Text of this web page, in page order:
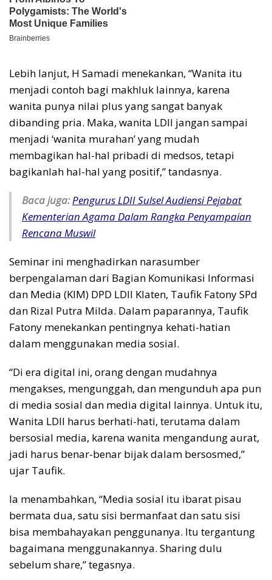
Lebih lanjut, H Samadi menekankan, “Wanita itu
menjadi contoh bagi makhluk lainnya, karena
wanita punya nilai plus yang sangat banyak
dibanding pria. Maka, wanita LDII jangan sampai
menjadi ‘wanita murahan’ yang mudah
membagikan hal-hal pribadi di medsos, tetapi
bagikanlah hal-hal yang positif,” tandasnya.
Baca juga:Pengurus LDII Sulsel Audiensi Pejabat
Kementerian Agama Dalam Rangka Penyampaian
Rencana Muswil
Seminar ini menghadirkan narasumber
berpengalaman dari Bagian Komunikasi Informasi
dan Media (KIM) DPD LDII Klaten, Taufik Fatony SPd
dan Rizal Putra Milda. Dalam paparannya, Taufik
Fatony menekankan pentingnya kehati-hatian
dalam menggunakan media sosial.
“Di era digital ini, orang dengan mudahnya
mengakses, mengunggah, dan mengunduh apa pun
di media sosial dan media digital lainnya. Untuk itu,
Wanita LDII harus berhati-hati, terutama dalam
bersosial media, karena wanita mengandung aurat,
jadi harus benar-benar bijak dalam bersosmed,”
ujar Taufik.
Ia menambahkan, “Media sosial itu ibarat pisau
bermata dua, satu sisi bermanfaat dan satu sisi
bisa membahayakan penggunanya. Itu tergantung
bagaimana menggunakannya. Sharing dulu
sebelum share,” tegasnya.